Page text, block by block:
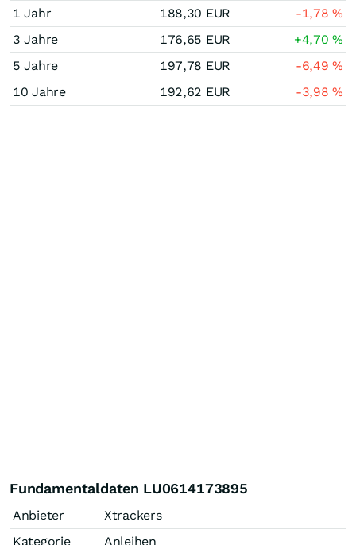
1 Jahr 188,30 EUR -1,78%
3 Jahre
176,65 EUR +4,70%
5 Jahre
197,78 EUR -6,49%
10 Jahre
192,62 EUR -3,98%
Fundamentaldaten LU0614173895
Anbieter
Xtrackers
Kategorie
Anleihen